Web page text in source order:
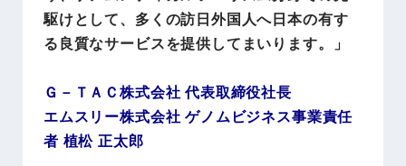
駆けとして、多くの訪日外国人へ日本の有す
る良質なサービスを提供してまいります。」
Ｇ－ＴＡＣ株式会社 代表取締役社長
エムスリー株式会社 ゲノムビジネス事業責任
者 植松 正太郎